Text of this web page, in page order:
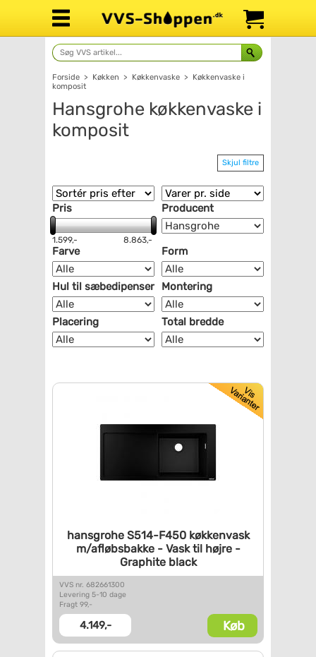
Forside > Køkken > Køkkenvaske >
Køkkenvaske i
komposit
Hansgrohe køkkenvaske i
komposit
Skjul filtre
Pris
1.599,- 8.863,-
Producent
Farve Form
Hul til sæbedipenser Montering
Placering Total bredde
hansgrohe S514-F450 køkkenvask
m/afløbsbakke - Vask til højre-
Graphite black
VVS nr. 682661300
Levering 5-10 dage
Fragt 99,-
4.149,- Køb